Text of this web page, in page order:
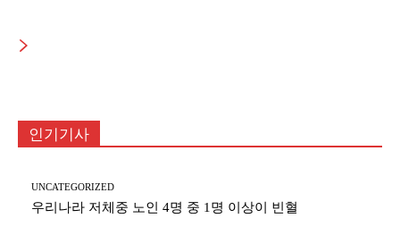
인기기사
UNCATEGORIZED
우리나라 저체중 노인 4명 중 1명 이상이 빈혈